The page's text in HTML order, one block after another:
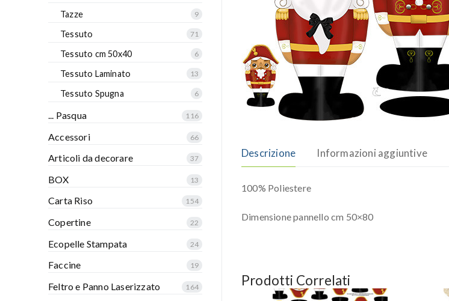
Descrizione Informazioni aggiuntive
100% Poliestere
Dimensione pannello cm 50×80
Prodotti Correlati
Tazze 9
Tessuto 71
Tessuto cm 50x40 6
Tessuto Laminato 13
Tessuto Spugna 6
... Pasqua 116
Accessori 66
Articoli da decorare 37
BOX 13
Carta Riso 154
Copertine 22
Ecopelle Stampata 24
Faccine 19
Feltro e Panno Laserizzato 164